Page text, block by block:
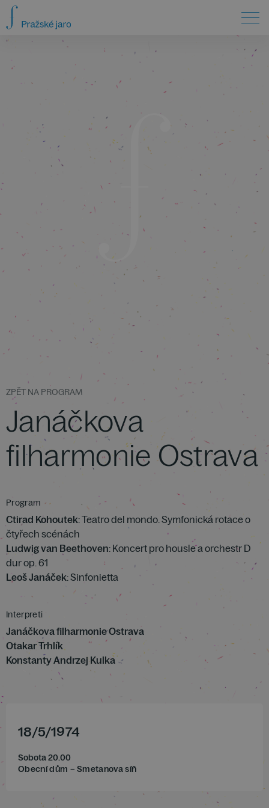
ZPĚT NA PROGRAM
Janáčkova
filharmonie Ostrava
Program
Ctirad Kohoutek: Teatro del mondo. Symfonická rotace o
čtyřech scénách
Ludwig van Beethoven: Koncert pro housle a orchestr D
dur op. 61
Leoš Janáček: Sinfonietta
Interpreti
Janáčkova filharmonie Ostrava
Otakar Trhlík
Konstanty Andrzej Kulka
18/5/1974
Sobota 20.00
Obecní dům – Smetanova síň